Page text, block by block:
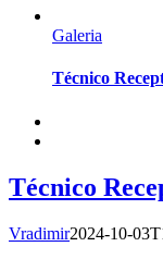
Galeria
Técnico
Técnico
Vradimir2024-10-